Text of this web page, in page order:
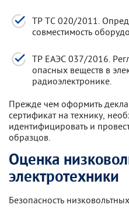
ТР ТС 020/2011.
совместимость
ТР ЕАЭС 037/2016.
опасных веществ в
радиоэлектронике.
Прежде чем оформить
сертификат на технику,
идентифицировать и
образцов.
Оценка
электротехники
Безопасность